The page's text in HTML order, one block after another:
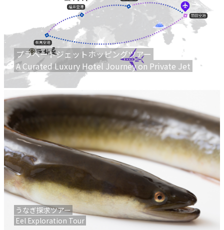
プラベートジェットホッピングツアー
A Curated Luxury Hotel Journey on Private Jet
うなぎ探求ツアー
Eel Exploration Tour